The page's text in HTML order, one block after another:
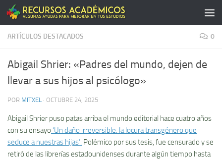
Saltar al contenido
ARTÍCULOS DESTACADOS 0
Abigail Shrier: «Padres del mundo, dejen de
llevar a sus hijos al psicólogo»
POR MITXEL · OCTUBRE 24, 2025
Abigail Shrier puso patas arriba el mundo editorial hace cuatro años
con su ensayo ‘Un daño irreversible: la locura transgénero que
seduce a nuestras hijas’. Polémico por sus tesis, fue censurado y se
retiró de las librerías estadounidenses durante algún tiempo hasta